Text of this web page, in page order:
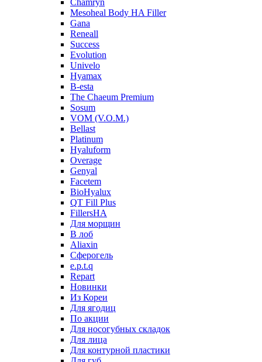
Chamryn
Mesoheal Body HA Filler
Gana
Reneall
Success
Evolution
Univelo
Hyamax
B-esta
The Chaeum Premium
Sosum
VOM (V.O.M.)
Bellast
Platinum
Hyaluform
Overage
Genyal
Facetem
BioHyalux
QT Fill Plus
FillersHA
Для морщин
В лоб
Aliaxin
Сферогель
e.p.t.q
Repart
Новинки
Из Кореи
Для ягодиц
По акции
Для носогубных складок
Для лица
Для контурной пластики